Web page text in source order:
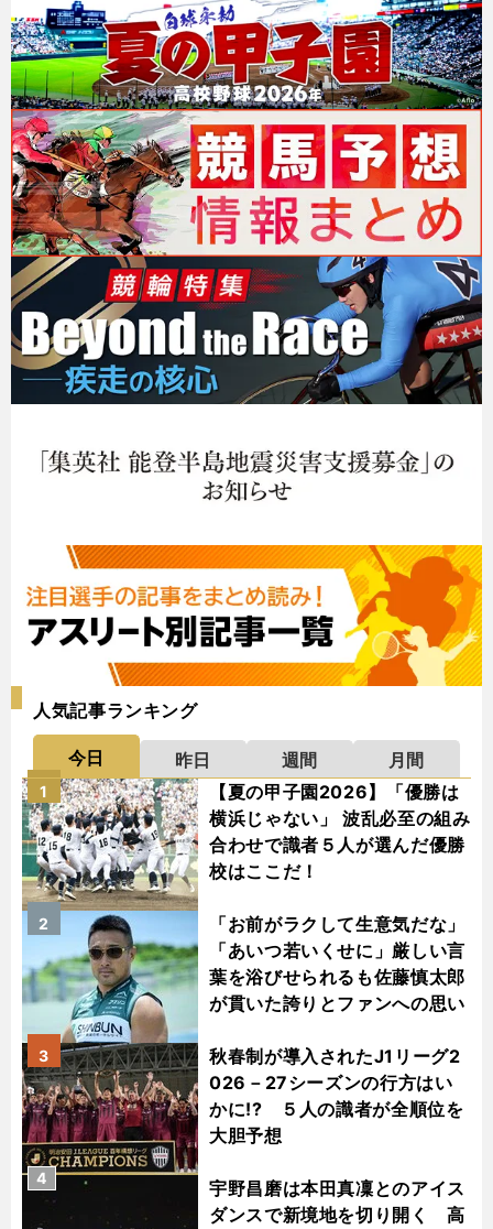
人気記事ランキング
今日 昨日 週間
月間
【夏の甲子園2026】「優勝は
横浜じゃない」 波乱必至の組み
合わせで識者５人が選んだ優勝
校はここだ！
1
「お前がラクして生意気だな」
「あいつ若いくせに」厳しい言
葉を浴びせられるも佐藤慎太郎
が貫いた誇りとファンへの思い
2
秋春制が導入されたJ1リーグ2
026－27シーズンの行方はい
かに!? ５人の識者が全順位を
大胆予想
3
宇野昌磨は本田真凜とのアイス
ダンスで新境地を切り開く 高
4